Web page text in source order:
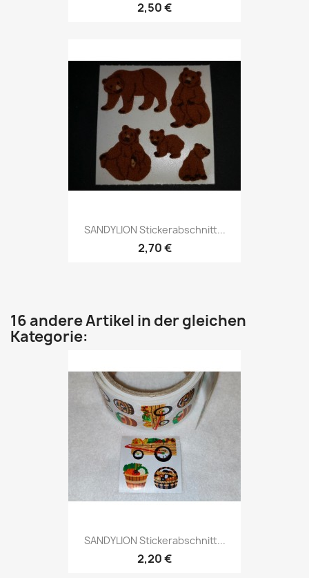
2,50 €
SANDYLION Stickerabschnitt...
2,70 €
16 andere Artikel in der gleichen
Kategorie:
SANDYLION Stickerabschnitt...
2,20 €